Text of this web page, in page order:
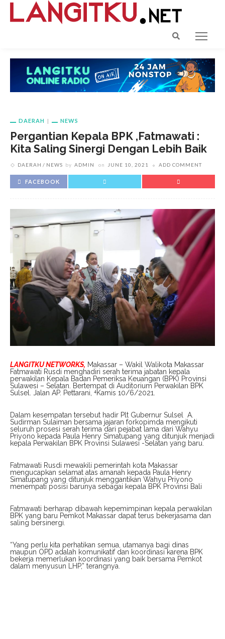
DAERAH NEWS
Pergantian Kepala BPK ,Fatmawati :
Kita Saling Sinergi Dengan Lebih Baik
DAERAH NEWS by ADMIN on JUNE 10, 2021 ADD COMMENT
FACEBOOK
LANGITKU NETWORKS, Makassar – Wakil Walikota Makassar
Fatmawati Rusdi menghadiri serah terima jabatan kepala
perwakilan Kepala Badan Pemeriksa Keuangan (BPK) Provinsi
Sulawesi – Selatan. Bertempat di Auditorium Perwakilan BPK
Sulsel. Jalan AP. Pettarani, ⁴Kamis 10/6/2021.
Dalam kesempatan tersebut hadir Plt Gubernur Sulsel A.
Sudirman Sulaiman bersama jajaran forkopimda mengikuti
seluruh prosesi serah terima dari pejabat lama dari Wahyu
Priyono kepada Paula Henry Simatupang yang ditunjuk menjadi
kepala Perwakilan BPK Provinsi Sulawesi -Selatan yang baru.
Fatmawati Rusdi mewakili pemerintah kota Makassar
mengucapkan selamat atas amanah kepada Paula Henry
Simatupang yang ditunjuk menggantikan Wahyu Priyono
menempati posisi barunya sebagai kepala BPK Provinsi Bali
Fatmawati berharap dibawah kepemimpinan kepala perwakilan
BPK yang baru Pemkot Makassar dapat terus bekerjasama dan
saling bersinergi.
“Yang perlu kita perhatikan semua, utamanya bagi dinas
maupun OPD adalah komunikatif dan koordinasi karena BPK
bekerja memerlukan koordinasi yang baik bersama Pemkot
dalam menyusun LHP,” terangnya.